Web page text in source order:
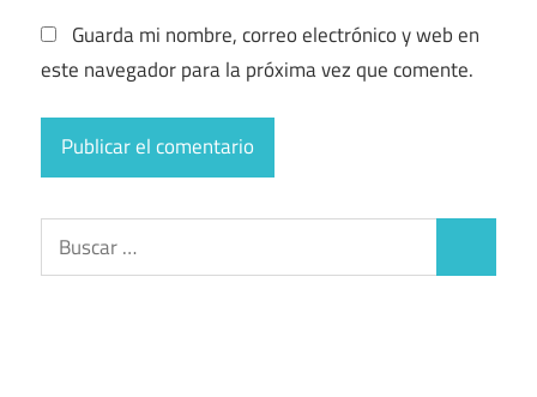
Guarda mi nombre, correo electrónico y web en
este navegador para la próxima vez que comente.
Buscar: